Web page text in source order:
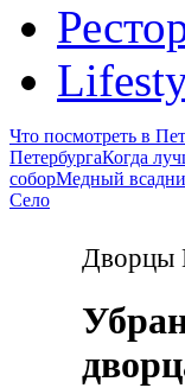
Что посмотреть в
ПетербургаКогда
соборМедный
Село
Дворцы